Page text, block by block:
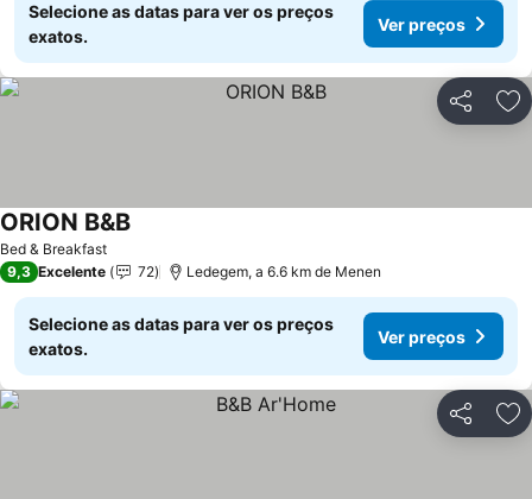
Selecione as datas para ver os preços
exatos.
Ver preços
Partilhar
Bed & Breakfast
ORION B&BVer preços
9,3 Excelente 72 Ledegem, a 6.6 km de Menen
Selecione as datas para ver os preços
exatos.
Ver preços
Partilhar